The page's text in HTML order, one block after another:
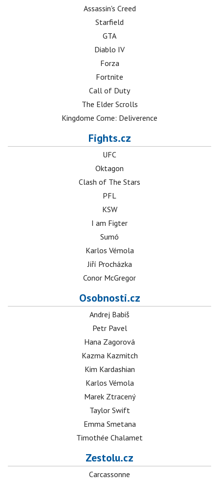
Assassin's Creed
Starfield
GTA
Diablo IV
Forza
Fortnite
Call of Duty
The Elder Scrolls
Kingdome Come: Deliverence
Fights.cz
UFC
Oktagon
Clash of The Stars
PFL
KSW
I am Figter
Sumó
Karlos Vémola
Jiří Procházka
Conor McGregor
Osobnosti.cz
Andrej Babiš
Petr Pavel
Hana Zagorová
Kazma Kazmitch
Kim Kardashian
Karlos Vémola
Marek Ztracený
Taylor Swift
Emma Smetana
Timothée Chalamet
Zestolu.cz
Carcassonne